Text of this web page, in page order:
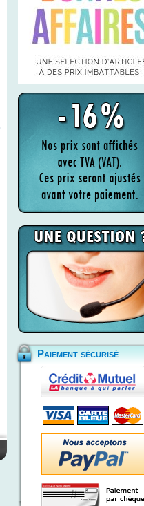
Paiement sécurisé